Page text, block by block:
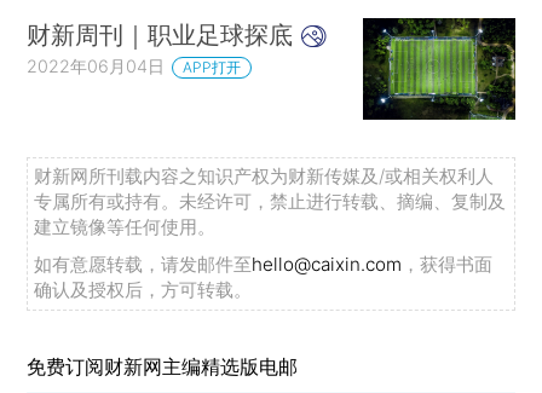
财新周刊｜职业足球探底
2022年06月04日 APP打开
财新网所刊载内容之知识产权为财新传媒及/或相关权利人
专属所有或持有。未经许可，禁止进行转载、摘编、复制及
建立镜像等任何使用。
如有意愿转载，请发邮件至hello@caixin.com ，获得书面
确认及授权后，方可转载。
免费订阅财新网主编精选版电邮